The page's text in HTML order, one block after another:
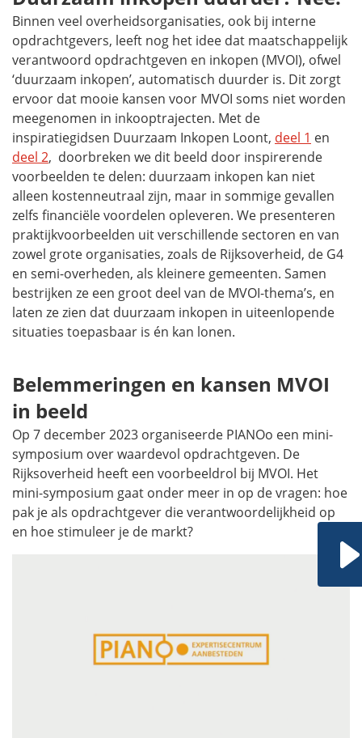
Binnen veel overheidsorganisaties, ook bij interne
opdrachtgevers, leeft nog het idee dat maatschappelijk
verantwoord opdrachtgeven en inkopen (MVOI), ofwel
‘duurzaam inkopen’, automatisch duurder is. Dit zorgt
ervoor dat mooie kansen voor MVOI soms niet worden
meegenomen in inkooptrajecten. Met de
inspiratiegidsen Duurzaam Inkopen Loont, deel 1 en
deel 2, doorbreken we dit beeld door inspirerende
voorbeelden te delen: duurzaam inkopen kan niet
alleen kostenneutraal zijn, maar in sommige gevallen
zelfs financiële voordelen opleveren. We presenteren
praktijkvoorbeelden uit verschillende sectoren en van
zowel grote organisaties, zoals de Rijksoverheid, de G4
en semi-overheden, als kleinere gemeenten. Samen
bestrijken ze een groot deel van de MVOI-thema’s, en
laten ze zien dat duurzaam inkopen in uiteenlopende
situaties toepasbaar is én kan lonen.
Belemmeringen en kansen MVOI
in beeld
Op 7 december 2023 organiseerde PIANOo een mini-
symposium over waardevol opdrachtgeven. De
Rijksoverheid heeft een voorbeeldrol bij MVOI. Het
mini-symposium gaat onder meer in op de vragen: hoe
pak je als opdrachtgever die verantwoordelijkheid op
en hoe stimuleer je de markt?